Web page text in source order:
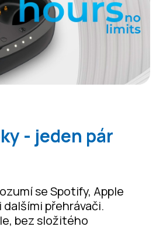
- jeden pár
se Spotify, Apple
dalšími přehrávači.
bez složitého